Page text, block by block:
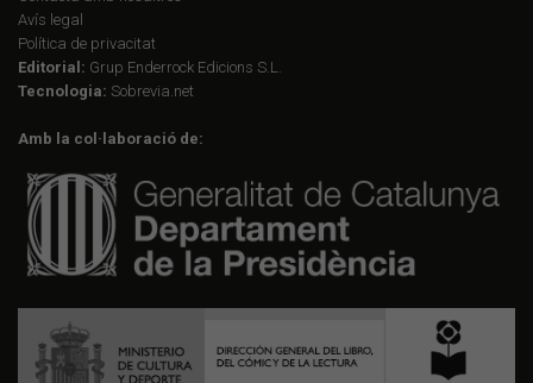
Avís legal
Política de privacitat
Editorial: Grup Enderrock Edicions S.L.
Tecnologia: Sobrevia.net
Amb la col·laboració de: